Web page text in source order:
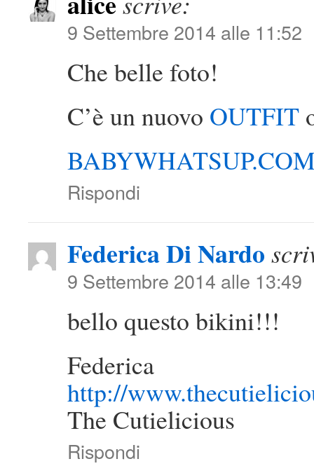
9 Settembre 2014 alle 11:52
Che belle foto!
C’è un nuovo OUTFIT
Rispondi
Federica Di Nardo
9 Settembre 2014 alle 13:49
bello questo bikini!!!
Federica
http://
The Cutielicious
Rispondi